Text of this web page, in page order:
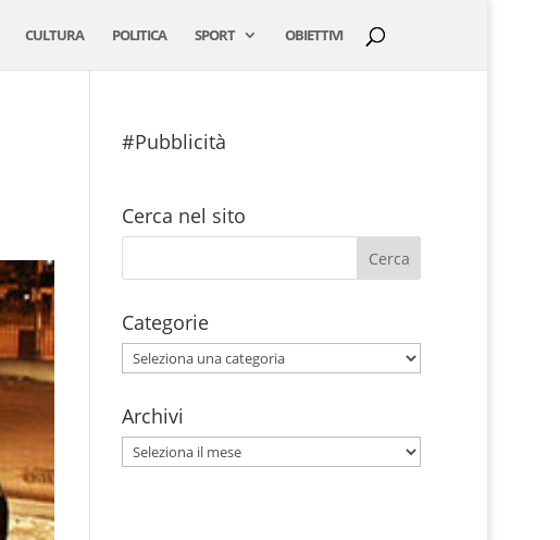
CULTURA POLITICA SPORT OBIETTIVI
#Pubblicità
Cerca nel sito
Categorie
Categorie
Archivi
Archivi